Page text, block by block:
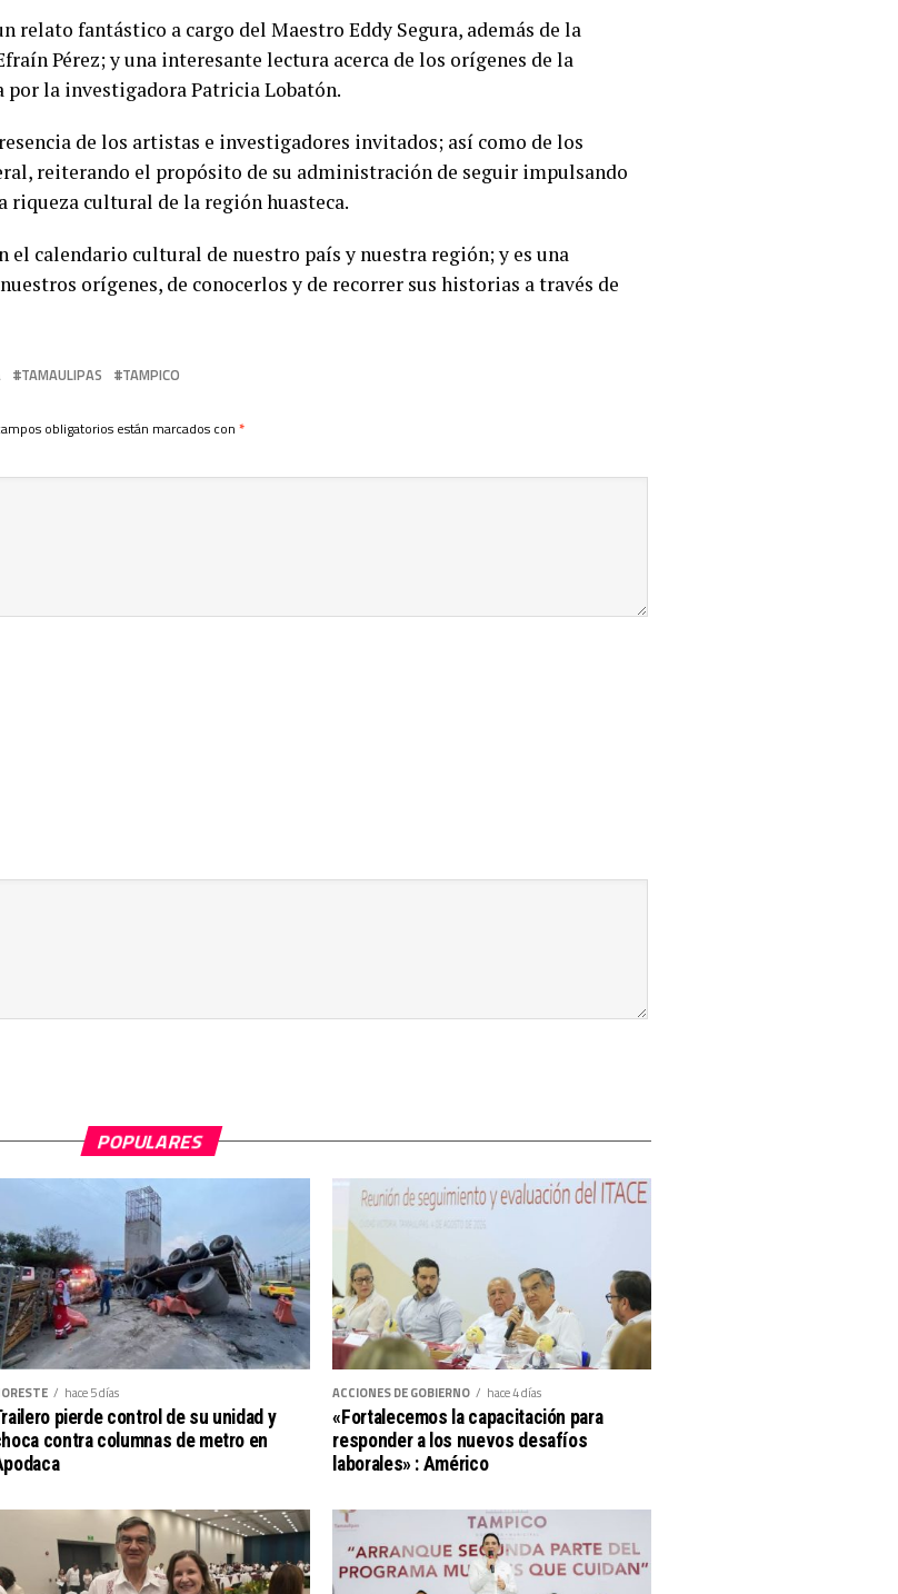
relato fantástico a cargo del Maestro Eddy Segura, además de la
Pérez; y una interesante lectura acerca de los orígenes de la
por la investigadora Patricia Lobatón.
de los artistas e investigadores invitados; así como de los
reiterando el propósito de su administración de seguir impulsando
riqueza cultural de la región huasteca.
calendario cultural de nuestro país y nuestra región; y es una
orígenes, de conocerlos y de recorrer sus historias a través de
TAMAULIPAS TAMPICO
obligatorios están marcados con *
POPULARES
hace 5 días
pierde control de su unidad y
contra columnas de metro en
ACCIONES DE GOBIERNO hace 4 días
«Fortalecemos la capacitación para
responder a los nuevos desafíos
laborales» : Américo